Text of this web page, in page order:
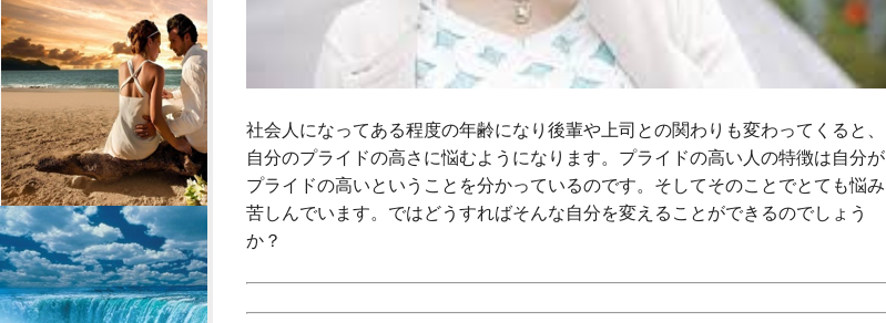
社会人になってある程度の年齢になり後輩や上司との関わりも変わってくると、
自分のプライドの高さに悩むようになります。プライドの高い人の特徴は自分が
プライドの高いということを分かっているのです。そしてそのことでとても悩み
苦しんでいます。ではどうすればそんな自分を変えることができるのでしょう
か？